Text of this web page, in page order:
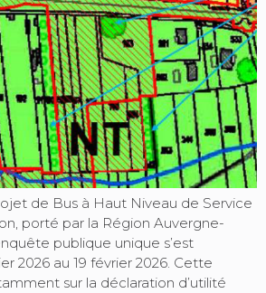
de Bus à Haut Niveau de Service
porté par la Région Auvergne-
publique unique s’est
2026 au 19 février 2026. Cette
sur la déclaration d’utilité